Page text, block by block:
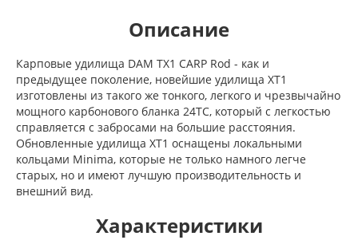
Описание
Карповые удилища DAM TX1 CARP Rod - как и
предыдущее поколение, новейшие удилища XT1
изготовлены из такого же тонкого, легкого и чрезвычайно
мощного карбонового бланка 24TC, который с легкостью
справляется с забросами на большие расстояния.
Обновленные удилища XT1 оснащены локальными
кольцами Minima, которые не только намного легче
старых, но и имеют лучшую производительность и
внешний вид.
Характеристики